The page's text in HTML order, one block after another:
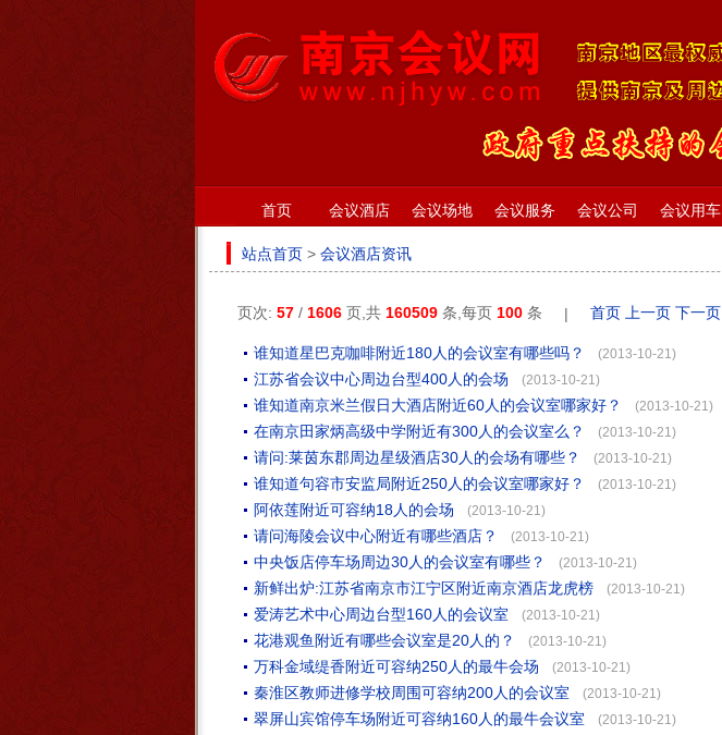
首页 会议酒店 会议场地 会议服务 会议公司 会议用车
站点首页 > 会议酒店资讯
页次: 57 / 1606 页,共 160509 条,每页 100 条 | 首页 上一页 下一页
谁知道星巴克咖啡附近180人的会议室有哪些吗？ (2013-10-21)
江苏省会议中心周边台型400人的会场 (2013-10-21)
谁知道南京米兰假日大酒店附近60人的会议室哪家好？ (2013-10-21)
在南京田家炳高级中学附近有300人的会议室么？ (2013-10-21)
请问:莱茵东郡周边星级酒店30人的会场有哪些？ (2013-10-21)
谁知道句容市安监局附近250人的会议室哪家好？ (2013-10-21)
阿依莲附近可容纳18人的会场 (2013-10-21)
请问海陵会议中心附近有哪些酒店？ (2013-10-21)
中央饭店停车场周边30人的会议室有哪些？ (2013-10-21)
新鲜出炉:江苏省南京市江宁区附近南京酒店龙虎榜 (2013-10-21)
爱涛艺术中心周边台型160人的会议室 (2013-10-21)
花港观鱼附近有哪些会议室是20人的？ (2013-10-21)
万科金域缇香附近可容纳250人的最牛会场 (2013-10-21)
秦淮区教师进修学校周围可容纳200人的会议室 (2013-10-21)
翠屏山宾馆停车场附近可容纳160人的最牛会议室 (2013-10-21)